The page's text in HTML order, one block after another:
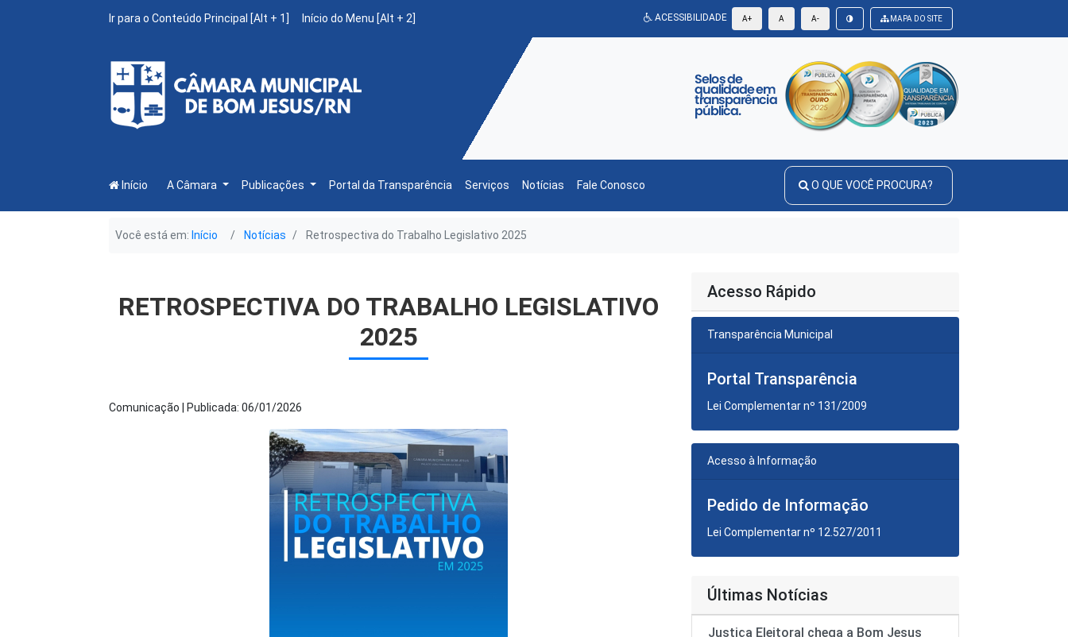
Ir para o Conteúdo Principal [Alt + 1] Início do Menu [Alt + 2] ACESSIBILIDADE A+ A A- MAPA DO SITE
Início A Câmara Publicações Portal da Transparência Serviços Notícias Fale Conosco O QUE VOCÊ PROCURA?
Você está em: Início Notícias Retrospectiva do Trabalho Legislativo 2025
RETROSPECTIVA DO TRABALHO LEGISLATIVO
2025
Comunicação | Publicada: 06/01/2026
Acesso Rápido
Transparência Municipal
Portal Transparência
Lei Complementar nº 131/2009
Acesso à Informação
Pedido de Informação
Lei Complementar nº 12.527/2011
Últimas Notícias
Justiça Eleitoral chega a Bom Jesus